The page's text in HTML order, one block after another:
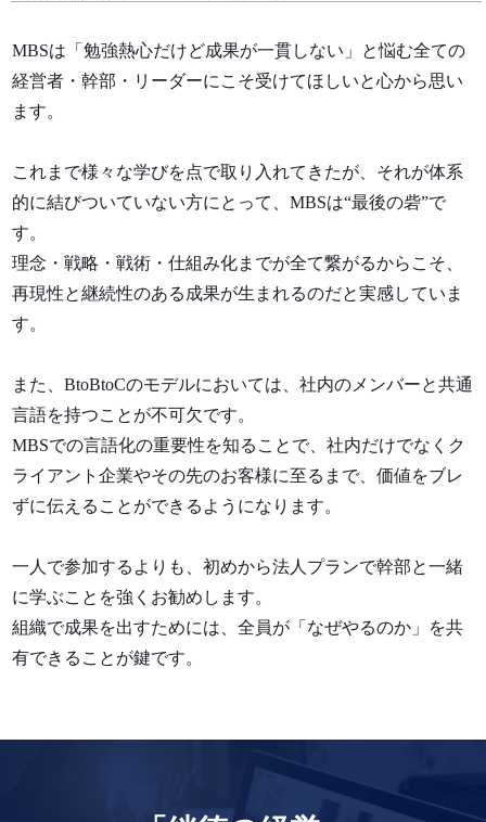
MBSは「勉強熱心だけど成果が一貫しない」と悩む全ての
経営者・幹部・リーダーにこそ受けてほしいと心から思い
ます。
これまで様々な学びを点で取り入れてきたが、それが体系
的に結びついていない方にとって、MBSは“最後の砦”で
す。
理念・戦略・戦術・仕組み化までが全て繋がるからこそ、
再現性と継続性のある成果が生まれるのだと実感していま
す。
また、BtoBtoCのモデルにおいては、社内のメンバーと共通
言語を持つことが不可欠です。
MBSでの言語化の重要性を知ることで、社内だけでなくク
ライアント企業やその先のお客様に至るまで、価値をブレ
ずに伝えることができるようになります。
一人で参加するよりも、初めから法人プランで幹部と一緒
に学ぶことを強くお勧めします。
組織で成果を出すためには、全員が「なぜやるのか」を共
有できることが鍵です。